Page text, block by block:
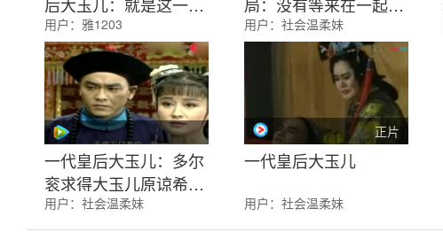
大玉儿有了福临
用户： 雅1203
玉儿最终失去了多尔衮
用户： 社会温柔妹
一代皇后大玉儿：多尔
衮求得大玉儿原谅希望
两人不要再互相伤害
用户： 社会温柔妹
正片
一代皇后大玉儿
用户： 社会温柔妹